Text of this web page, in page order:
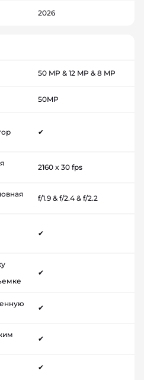
2026
50 MP & 12 MP & 8 MP
50MP
✔
2160 x 30 fps
f/1.9 & f/2.4 & f/2.2
✔
✔
✔
✔
✔